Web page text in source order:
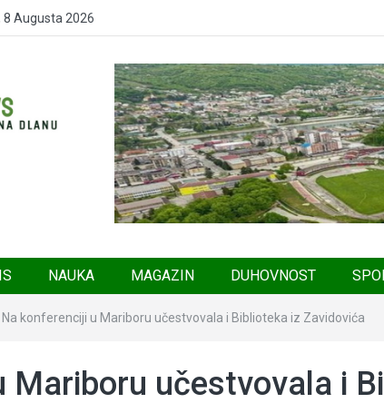
8 Augusta 2026
NAUKA MAGAZIN DUHOVNOST
Na konferenciji u Mariboru učestvovala i Biblioteka iz Zavidovića
Mariboru učestvovala i